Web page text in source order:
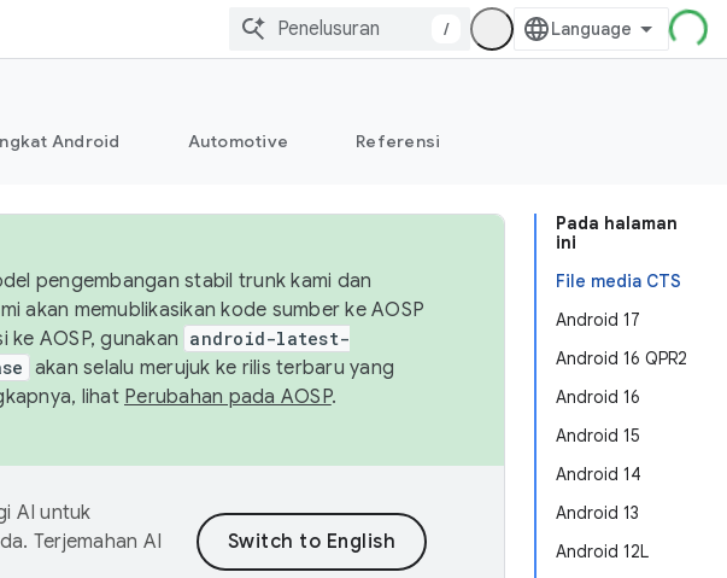
/
Android Automotive Referensi
Pada halaman
ini
File media CTS
Android 17
Android 16 QPR2
Android 16
Android 15
Android 14
Android 13
Android 12L
pengembangan stabil trunk kami dan
akan memublikasikan kode sumber ke AOSP
AOSP, gunakan android-latest-
akan selalu merujuk ke rilis terbaru yang
lihat Perubahan pada AOSP.
AI untuk
Terjemahan AI